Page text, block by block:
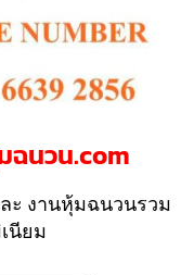
ฉนวน.com
ะ งานหุ้มฉนวนรวม
นียม